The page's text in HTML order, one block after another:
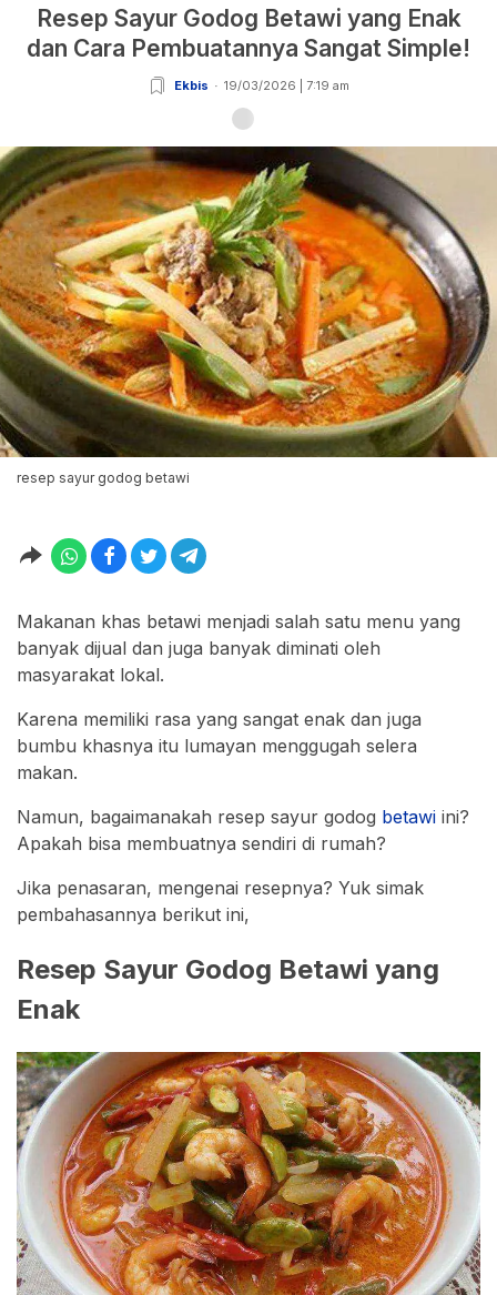
Resep Sayur Godog Betawi yang Enak
dan Cara Pembuatannya Sangat Simple!
Ekbis 19/03/2026 | 7:19 am
resep sayur godog betawi
Makanan khas betawi menjadi salah satu menu yang
banyak dijual dan juga banyak diminati oleh
masyarakat lokal.
Karena memiliki rasa yang sangat enak dan juga
bumbu khasnya itu lumayan menggugah selera
makan.
Namun, bagaimanakah resep sayur godog betawi ini?
Apakah bisa membuatnya sendiri di rumah?
Jika penasaran, mengenai resepnya? Yuk simak
pembahasannya berikut ini,
Resep Sayur Godog Betawi yang
Enak